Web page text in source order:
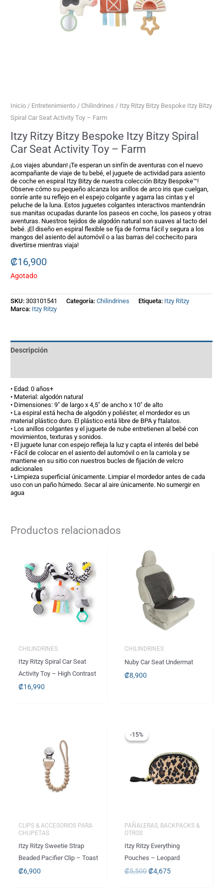
Inicio / Entretenimiento /Chilindrines / Itzy Ritzy Bitzy Bespoke Itzy Bitzy
Spiral Car Seat Activity Toy – Farm
Itzy Ritzy Bitzy Bespoke Itzy Bitzy Spiral
Car Seat Activity Toy – Farm
¡Los viajes abundan! ¡Te esperan un sinfín de aventuras con el nuevo
acompañante de viaje de tu bebé, el juguete de actividad para asiento
de coche en espiral Itzy Bitzy de nuestra colección Bitzy Bespoke™!
Observe cómo su pequeño alcanza los anillos de arco iris que cuelgan,
sonríe ante su reflejo en el espejo colgante y agarra las cintas y el
peluche de la luna. Estos juguetes colgantes interactivos mantendrán
sus manitas ocupadas durante los paseos en coche, los paseos y otras
aventuras. Nuestros tejidos de algodón natural son suaves al tacto del
bebé. ¡El diseño en espiral flexible se fija de forma fácil y segura a los
mangos del asiento del automóvil o a las barras del cochecito para
divertirse mientras viaja!
₡16,900
Agotado
SKU:303101541 Categoría:Chilindrines Etiqueta: Itzy Ritzy
Marca: Itzy Ritzy
Descripción
• Edad: 0 años+
• Material: algodón natural
• Dimensiones: 9″ de largo x 4,5″ de ancho x 10″ de alto
• La espiral está hecha de algodón y poliéster, el mordedor es un
material plástico duro. El plástico está libre de BPA y ftalatos.
• Los anillos colgantes y el juguete de nube entretienen al bebé con
movimientos, texturas y sonidos.
• El juguete lunar con espejo refleja la luz y capta el interés del bebé
• Fácil de colocar en el asiento del automóvil o en la carriola y se
mantiene en su sitio con nuestros bucles de fijación de velcro
adicionales
• Limpieza superficial únicamente. Limpiar el mordedor antes de cada
uso con un paño húmedo. Secar al aire únicamente. No sumergir en
agua
Productos relacionados
CHILINDRINES
Itzy Ritzy Spiral Car Seat
Activity Toy – High Contrast
₡16,990
CHILINDRINES
Nuby Car Seat Undermat
₡8,900
CLIPS & ACCESORIOS PARA
CHUPETAS
Itzy Ritzy Sweetie Strap
Beaded Pacifier Clip – Toast
₡6,900
-15%
-15%
PAÑALERAS, BACKPACKS &
OTROS
Itzy Ritzy Everything
Pouches – Leopard
₡5,500
original
₡5,500
₡4,675
.
₡4,675